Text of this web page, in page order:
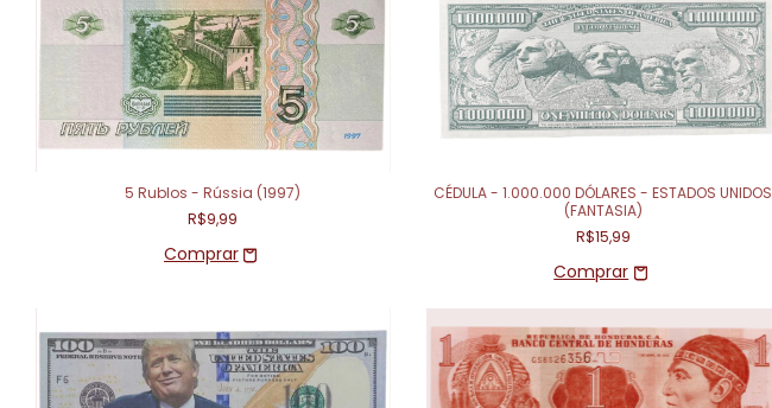
5 Rublos - Rússia (1997)
R$9,99
CÉDULA - 1.000.000 DÓLARES - ESTADOS UNIDOS
(FANTASIA)
R$15,99